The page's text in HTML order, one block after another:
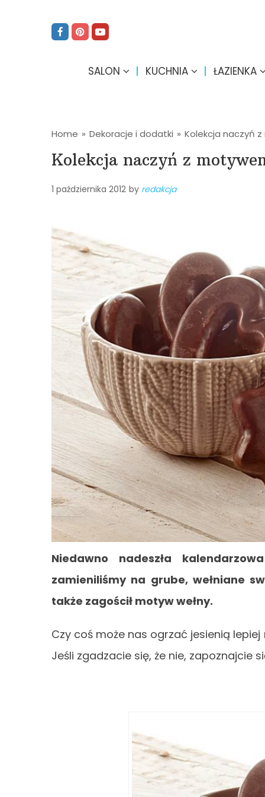
SALON KUCHNIA ŁAZIENKA
Home » Dekoracje i dodatki » Kolekcja naczyń
Kolekcja naczyń z
1 października 2012 by redakcja
Niedawno nadeszła
zamieniliśmy na grube, wełniane
także zagościł motyw wełny.
Czy coś może nas ogrzać jesienią
Jeśli zgadzacie się, że nie, zapoznajcie